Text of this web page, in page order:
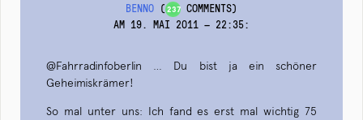
BENNO (237 COMMENTS)
AM 19. MAI 2011 — 22:35:
@Fahrradinfoberlin … Du bist ja ein schöner
Geheimiskrämer!
So mal unter uns: Ich fand es erst mal wichtig 75